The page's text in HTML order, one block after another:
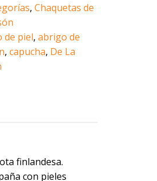
,Chaquetas de
de piel,abrigo de
,capucha, De La
finlandesa.
con pieles